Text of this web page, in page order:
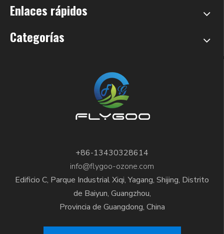
Enlaces rápidos
Categorías
+86-13430328614
info@flygoo-ozone.com
Edificio C, Parque Industrial Xiqi, Yagang, Shijing, Distrito
de Baiyun, Guangzhou,
Provincia de Guangdong, China